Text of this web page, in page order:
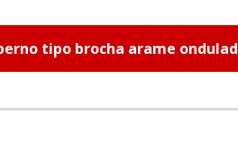
tipo brocha arame